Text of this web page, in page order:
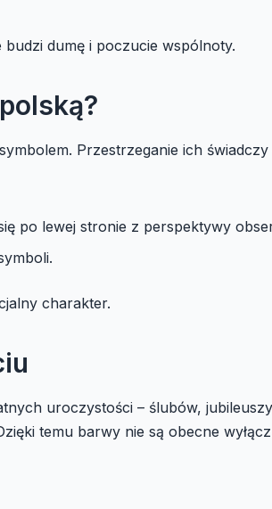
dumę i poczucie wspólnoty.
Przestrzeganie ich
po lewej stronie z perspektywy
charakter.
uroczystości – ślubów,
temu barwy nie są obecne